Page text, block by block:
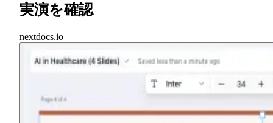
実演を確認
nextdocs.io